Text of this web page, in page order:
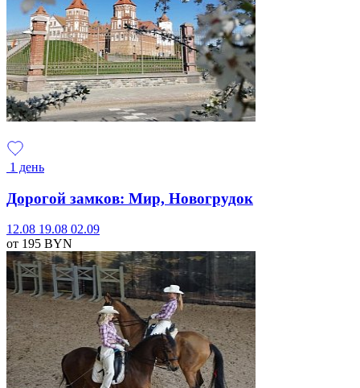
1 день
Дорогой замков: Мир, Новогрудок
12.08 19.08 02.09
от 195 BYN